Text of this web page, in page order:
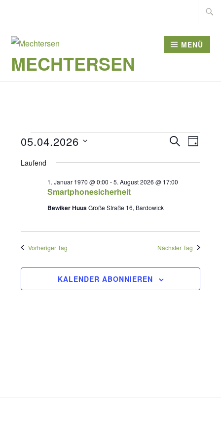
springen
Suche
MECHTERSEN
MENÜ
Veranstaltungen
für
April
2026
Suche
und
SUCHE
TAG
05.04.2026
Laufend
Smartphonesicherheit
1. Januar 1970 @ 0:00 -5. August 2026 @ 17:00
Bewiker HuusGroße Straße 16, Bardowick
Vorheriger Tag Nächster Tag
KALENDER ABONNIEREN